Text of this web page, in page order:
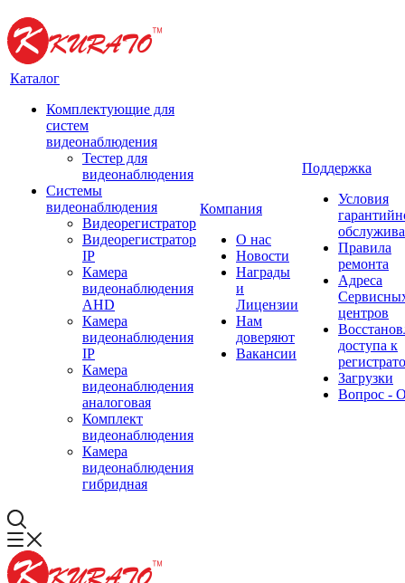
Каталог
Комплектующие для
систем
видеонаблюдения
Тестер для
видеонаблюдения
Системы
видеонаблюдения
Видеорегистратор
Видеорегистратор
IP
Камера
видеонаблюдения
AHD
Камера
видеонаблюдения
IP
Камера
видеонаблюдения
аналоговая
Комплект
видеонаблюдения
Камера
видеонаблюдения
гибридная
Компания
О нас
Новости
Награды
и
Лицензии
Нам
доверяют
Вакансии
Поддержка
Условия
Правила
ремонта
Адреса
центров
доступа к
Загрузки
Вопрос -